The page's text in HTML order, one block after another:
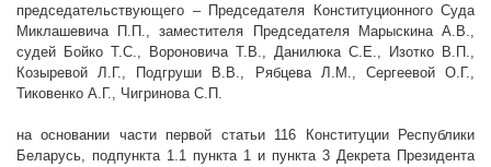
председательствующего – Председателя Конституционного Суда
Миклашевича П.П., заместителя Председателя Марыскина А.В.,
судей Бойко Т.С., Вороновича Т.В., Данилюка С.Е., Изотко В.П.,
Козыревой Л.Г., Подгруши В.В., Рябцева Л.М., Сергеевой О.Г.,
Тиковенко А.Г., Чигринова С.П.
на основании части первой статьи 116 Конституции Республики
Беларусь, подпункта 1.1 пункта 1 и пункта 3 Декрета Президента